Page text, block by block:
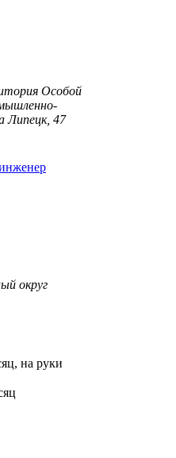
Особой
Липецк, 47
округ
на руки